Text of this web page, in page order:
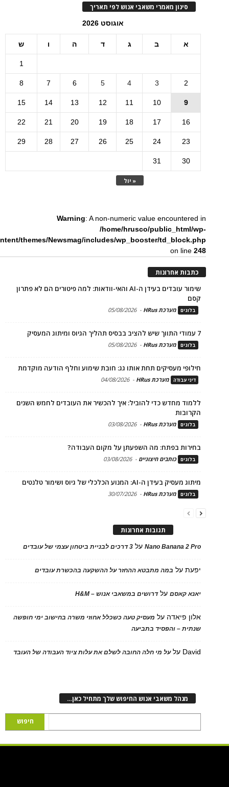
סינון מאמרי משאבי אנוש לפי תאריך
אוגוסט 2026
א ב ג ד ה ו ש
« יול
1
2
3
4
5
6
7
8
9
10
11
12
13
14
15
16
17
18
19
20
21
22
23
24
25
26
27
28
29
30
31
Warning: A non-numeric value encountered in
/home/hrusco/public_html/wp-
themes/Newsmag/includes/wp_booster/td_block.php
on line248
כתבות אחרונות
שימור עובדים בעידן ה-AI והאי-וודאות: למה פיטורים הם לא פתרון
קסם
בלוגים מערכת HRus -
05/08/2026
7 עמודי התווך שיש להציב בבסיס תהליך הגיוס ומיתוג המעסיק
בלוגים מערכת HRus -
05/08/2026
חילופי מעסיקים תחת אותו גג: חובת שימוע וחלף הודעה מוקדמת
דיני עבודה מערכת HRus -
04/08/2026
ללמוד מחדש כדי להוביל: איך להכשיר את העובדים לחמש השנים
הקרובות
בלוגים מערכת HRus -
03/08/2026
בחירות בפתח: מה השפעתן על מקום העבודה?
בלוגים כותבים חיצוניים -
03/08/2026
מיתוג מעסיק בעידן ה-AI: המנוע הכלכלי של גיוס ושימור טלנטים
בלוגים מערכת HRus -
30/07/2026
תגובות אחרונות
Nano Banana 2 Proעל 3 דרכים לבניית ביטחון עצמי של עובדים
יפעתעל במה מתבטא ההחזר על ההשקעה בהכשרת עובדים
יאנא קאסםעלדרושים במשאבי אנוש – H&M
אלון פיאדה על מעסיק טעה כשכלל אחוזי משרה בחישוב ימי חופשה
שנתית – והפסיד בתביעה
David עלעל מי חלה החובה לשלם את עלות ציוד העבודה של העובד
מנהל משאבי אנוש החיפוש שלך מתחיל כאן…